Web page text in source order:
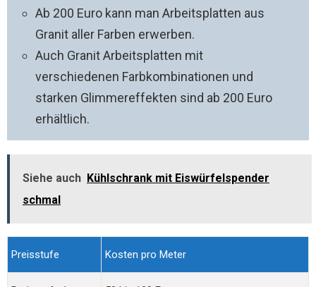
Ab 200 Euro kann man Arbeitsplatten aus
Granit aller Farben erwerben.
Auch Granit Arbeitsplatten mit
verschiedenen Farbkombinationen und
starken Glimmereffekten sind ab 200 Euro
erhältlich.
Siehe auch Kühlschrank mit Eiswürfelspender
schmal
Preisstufe Kosten pro Meter